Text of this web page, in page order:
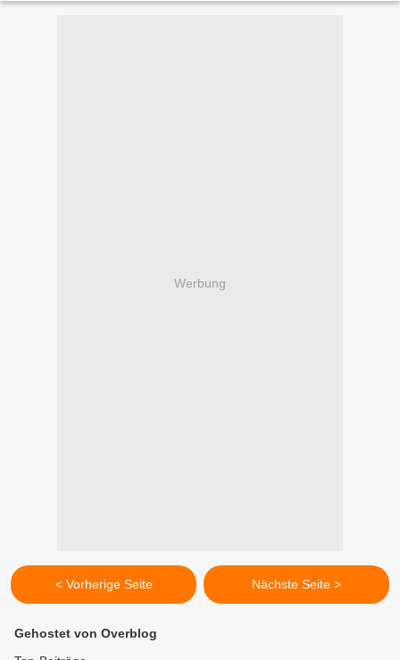
Werbung
< Vorherige Seite Nächste Seite >
Gehostet von Overblog